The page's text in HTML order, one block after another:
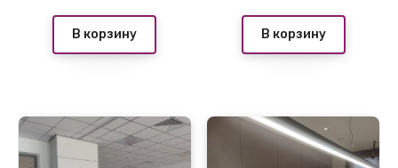
В корзину В корзину